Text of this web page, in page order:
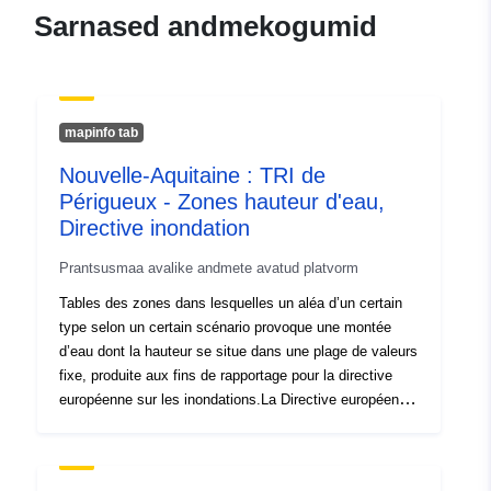
Ressurss:
https://orcid.org/0000-0001-
7094-3712
Allikad: https://doi.org/10.5281/
Keeled: English
Väljaandja: Zenodo
Kataloogi kirje: Lisatud andmetele.europa.eu:
Sarnased andmekogumid
mapinfo tab
Nouvelle-Aquitaine : TRI de
Périgueux - Zones hauteur d'eau,
Directive inondation
Prantsusmaa avalike andmete avatud platvorm
Tables des zones dans lesquelles un aléa d’un certain
type selon un certain scénario provoque une montée
d’eau dont la hauteur se situe dans une plage de valeurs
fixe, produite aux fins de rapportage pour la directive
européenne sur les inondations.La Directive européenne
11-2007, p.27) influence la stratégie de prévention des